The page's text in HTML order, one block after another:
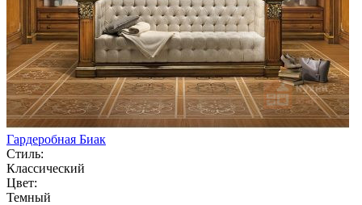
Гардеробная Биак
Стиль:
Классический
Цвет:
Темный